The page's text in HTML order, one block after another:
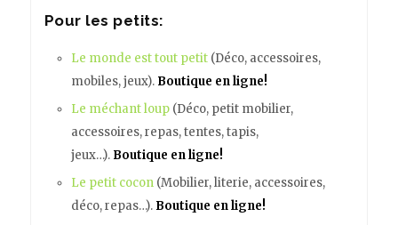
Pour les petits:
Le monde est tout petit(Déco, accessoires,
mobiles, jeux). Boutique en ligne!
Le méchant loup(Déco, petit mobilier,
accessoires, repas, tentes, tapis,
jeux…). Boutique en ligne!
Le petit cocon(Mobilier, literie, accessoires,
déco, repas…). Boutique en ligne!